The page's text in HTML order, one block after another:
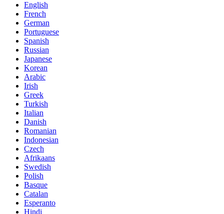
English
French
German
Portuguese
Spanish
Russian
Japanese
Korean
Arabic
Irish
Greek
Turkish
Italian
Danish
Romanian
Indonesian
Czech
Afrikaans
Swedish
Polish
Basque
Catalan
Esperanto
Hindi